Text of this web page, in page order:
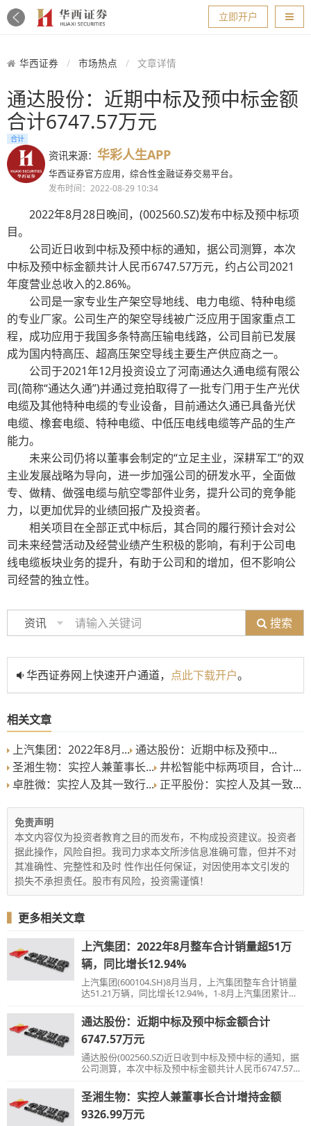
导航
立即开户
华西证券 市场热点 文章详情
通达股份：近期中标及预中标金额
合计6747.57万元
合计
资讯来源： 华彩人生APP
华西证券官方应用，综合性金融证券交易平台。
发布时间：2022-08-29 10:34
2022年8月28日晚间，(002560.SZ)发布中标及预中标项
目。
公司近日收到中标及预中标的通知，据公司测算，本次
中标及预中标金额共计人民币6747.57万元，约占公司2021
年度营业总收入的2.86%。
公司是一家专业生产架空导地线、电力电缆、特种电缆
的专业厂家。公司生产的架空导线被广泛应用于国家重点工
程，成功应用于我国多条特高压输电线路，公司目前已发展
成为国内特高压、超高压架空导线主要生产供应商之一。
公司于2021年12月投资设立了河南通达久通电缆有限公
司(简称“通达久通”)并通过竞拍取得了一批专门用于生产光伏
电缆及其他特种电缆的专业设备，目前通达久通已具备光伏
电缆、橡套电缆、特种电缆、中低压电线电缆等产品的生产
能力。
未来公司仍将以董事会制定的“立足主业，深耕军工”的双
主业发展战略为导向，进一步加强公司的研发水平，全面做
专、做精、做强电缆与航空零部件业务，提升公司的竞争能
力，以更加优异的业绩回报广及投资者。
相关项目在全部正式中标后，其合同的履行预计会对公
司未来经营活动及经营业绩产生积极的影响，有利于公司电
线电缆板块业务的提升，有助于公司和的增加，但不影响公
司经营的独立性。
资讯 搜索
华西证券网上快速开户通道， 点此下载开户。
相关文章
上汽集团：2022年8月... 通达股份：近期中标及预中...
圣湘生物：实控人兼董事长... 井松智能中标两项目，合计...
卓胜微：实控人及其一致行... 正平股份：实控人及其一致...
免责声明
本文内容仅为投资者教育之目的而发布，不构成投资建议。投资者
据此操作，风险自担。我司力求本文所涉信息准确可靠，但并不对
其准确性、完整性和及时 性作出任何保证，对因使用本文引发的
损失不承担责任。股市有风险，投资需谨慎！
▍ 更多相关文章
上汽集团：2022年8月整车合计销量超51万
辆，同比增长12.94%
上汽集团(600104.SH)8月当月，上汽集团整车合计销量
达51.21万辆，同比增长12.94%，1-8月上汽集团累计销
通达股份：近期中标及预中标金额合计
6747.57万元
通达股份(002560.SZ)近日收到中标及预中标的通知，据
公司测算，本次中标及预中标金额共计人民币6747.57万
圣湘生物：实控人兼董事长合计增持金额
9326.99万元